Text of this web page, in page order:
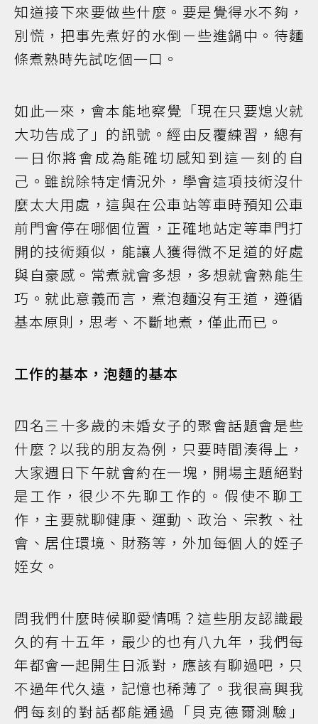
知道接下來要做些什麼。要是覺得水不夠，
別慌，把事先煮好的水倒ㄧ些進鍋中。待麵
條煮熟時先試吃個一口。
如此一來，會本能地察覺「現在只要熄火就
大功告成了」的訊號。經由反覆練習，總有
一日你將會成為能確切感知到這一刻的自
己。雖說除特定情況外，學會這項技術沒什
麼太大用處，這與在公車站等車時預知公車
前門會停在哪個位置，正確地站定等車門打
開的技術類似，能讓人獲得微不足道的好處
與自豪感。常煮就會多想，多想就會熟能生
巧。就此意義而言，煮泡麵沒有王道，遵循
基本原則，思考、不斷地煮，僅此而已。
工作的基本，泡麵的基本
四名三十多歲的未婚女子的聚會話題會是些
什麼？以我的朋友為例，只要時間湊得上，
大家週日下午就會約在一塊，開場主題絕對
是工作，很少不先聊工作的。假使不聊工
作，主要就聊健康、運動、政治、宗教、社
會、居住環境、財務等，外加每個人的姪子
姪女。
問我們什麼時候聊愛情嗎？這些朋友認識最
久的有十五年，最少的也有八九年，我們每
年都會一起開生日派對，應該有聊過吧，只
不過年代久遠，記憶也稀薄了。我很高興我
們每刻的對話都能通過「貝克德爾測驗」